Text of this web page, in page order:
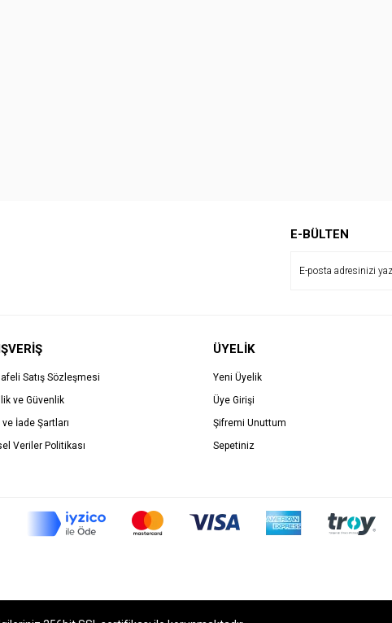
E-BÜLTEN
Satış Sözleşmesi
ve Güvenlik
ve İade Şartları
Veriler Politikası
ÜYELİK
Yeni Üyelik
Üye Girişi
Şifremi Unuttum
Sepetiniz